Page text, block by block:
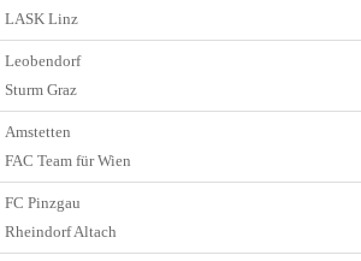
LASK Linz
Leobendorf
Sturm Graz
Amstetten
FAC Team für Wien
FC Pinzgau
Rheindorf Altach